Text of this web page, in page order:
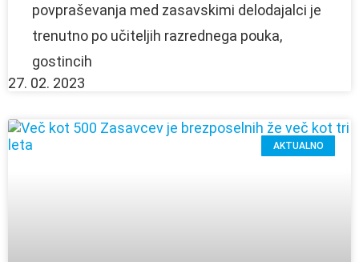
povpraševanja med zasavskimi delodajalci je
trenutno po učiteljih razrednega pouka,
gostincih
27. 02. 2023
AKTUALNO